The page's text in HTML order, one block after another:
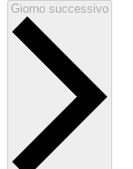
Giorno successivo